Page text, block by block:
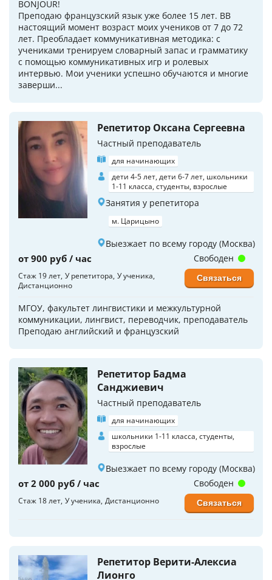
BONJOUR!
Преподаю французский язык уже более 15 лет. ВВ
настоящий момент возраст моих учеников от 7 до 72
лет. Преобладает коммуникативная методика: с
учениками тренируем словарный запас и грамматику
с помощью коммуникативных игр и ролевых
интервью. Мои ученики успешно обучаются и многие
заверши...
Репетитор Оксана Сергеевна
Частный преподаватель
для начинающих
дети 4-5 лет, дети 6-7 лет, школьники
1-11 класса, студенты, взрослые
Занятия у репетитора
м. Царицыно
Выезжает по всему городу (Москва)
от 900 руб / час
Стаж 19 лет У репетитора У ученика
Дистанционно
МГОУ, факультет лингвистики и межкультурной
коммуникации, лингвист, переводчик, преподаватель
Преподаю английский и французский
Свободен
Связаться
Репетитор Бадма
Санджиевич
Частный преподаватель
для начинающих
школьники 1-11 класса, студенты,
взрослые
Выезжает по всему городу (Москва)
от 2 000 руб / час
Стаж 18 лет У ученика Дистанционно
Свободен
Связаться
Репетитор Верити-Алексиа
Лионго